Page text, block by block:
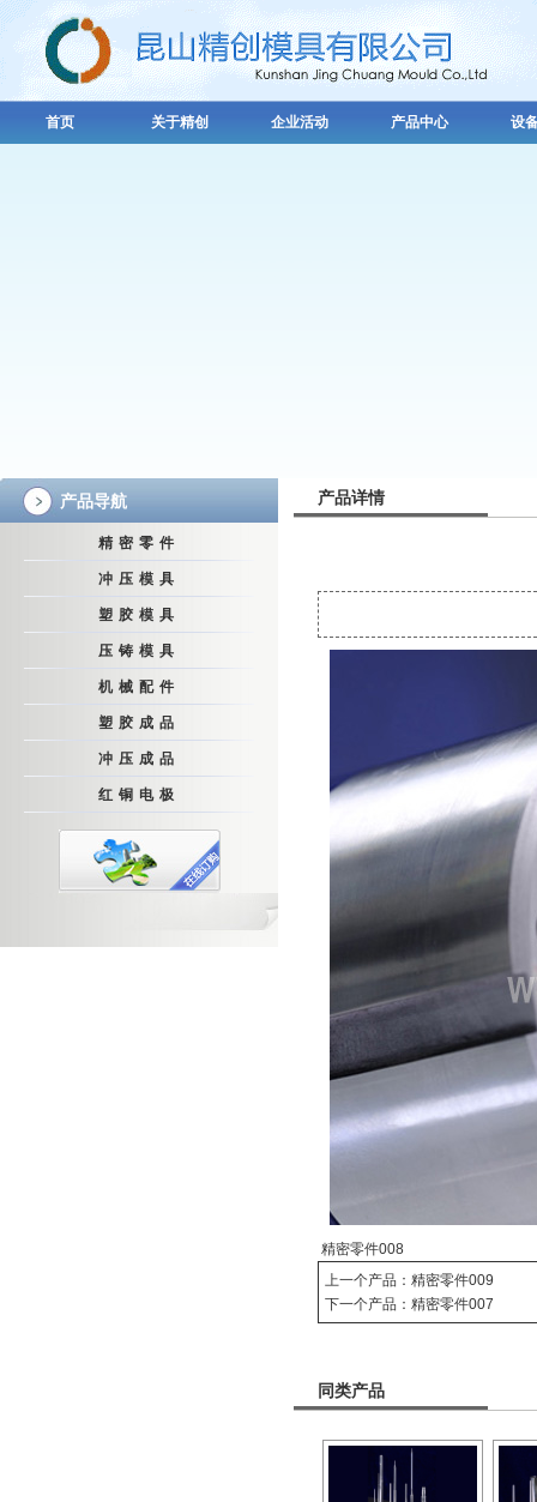
首页 关于精创 企业活动 产品中心 设
产品导航
精密零件
冲压模具
塑胶模具
压铸模具
机械配件
塑胶成品
冲压成品
红铜电极
产品详情
精密零件008
上一个产品： 精密零件009
下一个产品： 精密零件007
同类产品